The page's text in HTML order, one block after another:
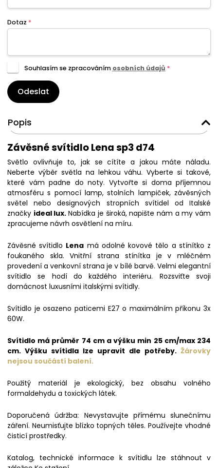
Dotaz *
Souhlasím se zpracováním osobních údajů *
Odeslat
Popis
Závěsné svítidlo Lena sp3 d74
Světlo ovlivňuje to, jak se cítíte a jakou máte náladu.
Neberte výběr světla na lehkou váhu. Vyberte si takové,
které vám padne do noty. Vytvořte si doma příjemnou
atmosféru s pomocí lamp, stolních lampiček, závěsných
světel nebo designových stropních svítidel od Italské
značky ideal lux.Nabídka je široká, napište nám a my vám
zpracujeme návrh osvětlení na míru.
Závěsné svítidlo Lena má odolné kovové tělo a stínítko z
foukaného skla. Vnitřní strana stínítka je v mléčném
provedení a venkovní strana je v bílé barvě. Velmi elegantní
svítidlo se hodí do každého interiéru. Rozsviťte svoji
domácnost luxusními italskými svítidly.
Svítidlo je osazeno paticemi E27 o maximálním příkonu 3x
60W.
Svítidlo má průměr 74 cm a výšku min 25 cm/max 234
cm. Výšku svítidla lze upravit dle potřeby. Žárovky
nejsou součástí balení.
Použitý materiál je ekologický, bez obsahu volného
formaldehydu a toxických látek.
Doporučená údržba: Nevystavujte přímému slunečnímu
záření. Neumisťujte blízko topných těles. Používejte vhodné
čisticí prostředky.
Katalog, technické informace k svítidlu lze stáhnout v